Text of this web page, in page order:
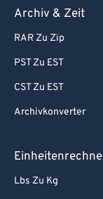
Archiv & Zeit
RAR Zu Zip
PST Zu EST
CST Zu EST
Archivkonverter
Lbs Zu Kg